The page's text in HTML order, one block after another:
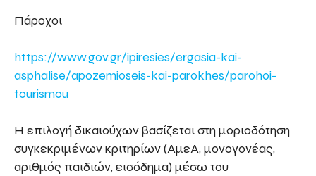
Πάροχοι
https://www.gov.gr/ipiresies/ergasia-kai-
asphalise/apozemioseis-kai-parokhes/parohoi-
tourismou
H επιλογή δικαιούχων βασίζεται στη μοριοδότηση
συγκεκριμένων κριτηρίων (ΑμεΑ, μονογονέας,
αριθμός παιδιών, εισόδημα) μέσω του